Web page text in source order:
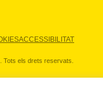
ACCESSIBILITAT
Tots els drets reservats.